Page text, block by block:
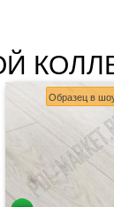
Образец в